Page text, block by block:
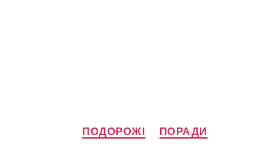
Категорії
ПОДОРОЖІ ПОРАДИ